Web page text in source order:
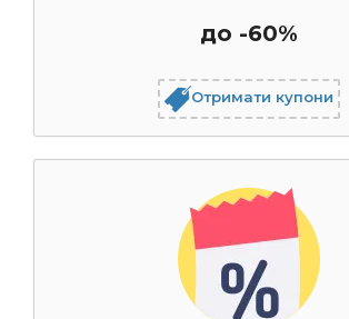
до -60%
Отримати купони